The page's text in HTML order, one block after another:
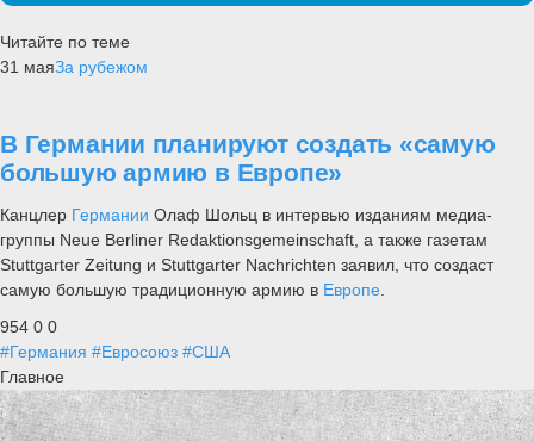
Читайте по теме
31 маяЗа рубежом
В Германии планируют создать «самую
большую армию в Европе»
Канцлер Германии Олаф Шольц в интервью изданиям медиа-
группы Neue Berliner Redaktionsgemeinschaft, а также газетам
Stuttgarter Zeitung и Stuttgarter Nachrichten заявил, что создаст
самую большую традиционную армию в Европе
954 0 0
#Германия #Евросоюз #США
Главное